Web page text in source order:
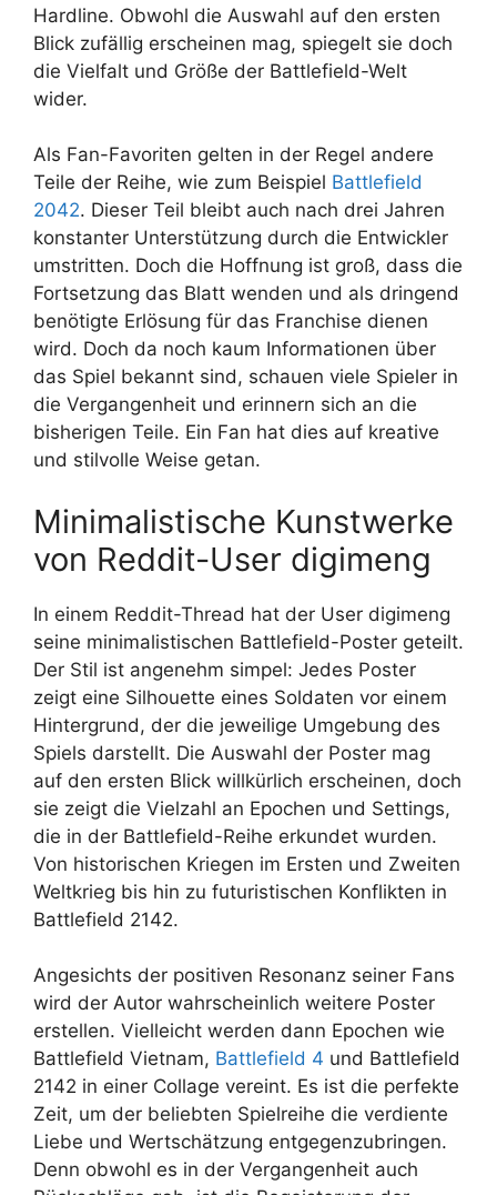
Hardline. Obwohl die Auswahl auf den ersten
Blick zufällig erscheinen mag, spiegelt sie doch
die Vielfalt und Größe der Battlefield-Welt
wider.
Als Fan-Favoriten gelten in der Regel andere
Teile der Reihe, wie zum Beispiel Battlefield
2042. Dieser Teil bleibt auch nach drei Jahren
konstanter Unterstützung durch die Entwickler
umstritten. Doch die Hoffnung ist groß, dass die
Fortsetzung das Blatt wenden und als dringend
benötigte Erlösung für das Franchise dienen
wird. Doch da noch kaum Informationen über
das Spiel bekannt sind, schauen viele Spieler in
die Vergangenheit und erinnern sich an die
bisherigen Teile. Ein Fan hat dies auf kreative
und stilvolle Weise getan.
Minimalistische Kunstwerke
von Reddit-User digimeng
In einem Reddit-Thread hat der User digimeng
seine minimalistischen Battlefield-Poster geteilt.
Der Stil ist angenehm simpel: Jedes Poster
zeigt eine Silhouette eines Soldaten vor einem
Hintergrund, der die jeweilige Umgebung des
Spiels darstellt. Die Auswahl der Poster mag
auf den ersten Blick willkürlich erscheinen, doch
sie zeigt die Vielzahl an Epochen und Settings,
die in der Battlefield-Reihe erkundet wurden.
Von historischen Kriegen im Ersten und Zweiten
Weltkrieg bis hin zu futuristischen Konflikten in
Battlefield 2142.
Angesichts der positiven Resonanz seiner Fans
wird der Autor wahrscheinlich weitere Poster
erstellen. Vielleicht werden dann Epochen wie
Battlefield Vietnam, Battlefield 4 und Battlefield
2142 in einer Collage vereint. Es ist die perfekte
Zeit, um der beliebten Spielreihe die verdiente
Liebe und Wertschätzung entgegenzubringen.
Denn obwohl es in der Vergangenheit auch